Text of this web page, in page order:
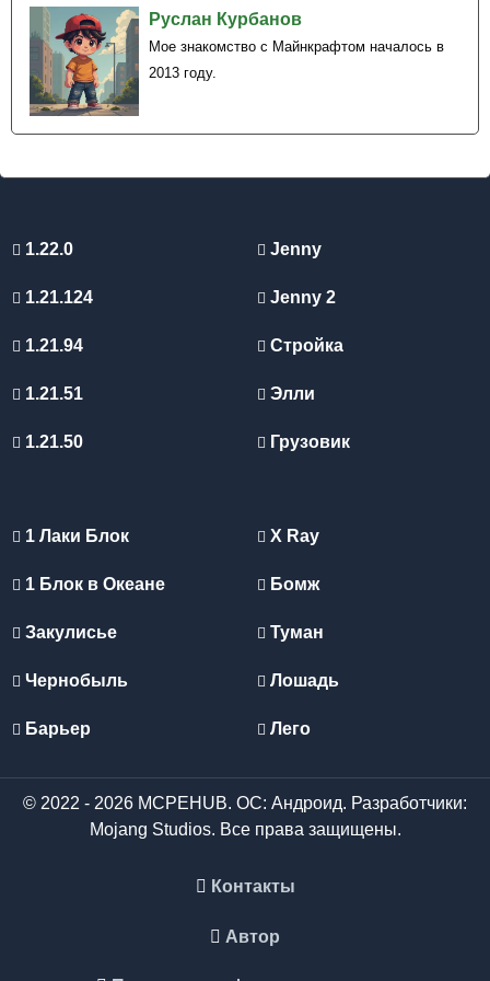
Руслан Курбанов
Мое знакомство с Майнкрафтом началось в
2013 году.
1.22.0
1.21.124
1.21.94
1.21.51
1.21.50
Jenny
Jenny 2
Стройка
Элли
Грузовик
1 Лаки Блок
1 Блок в Океане
Закулисье
Чернобыль
Барьер
X Ray
Бомж
Туман
Лошадь
Лего
© 2022 - 2026 MCPEHUB. ОС: Андроид. Разработчики:
Mojang Studios. Все права защищены.
Контакты
Автор